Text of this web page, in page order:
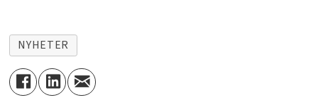
NYHETER